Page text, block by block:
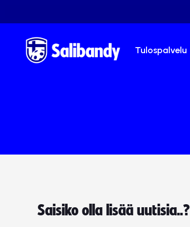
Tulospalvelu
Saisiko olla lisää uutisia..?